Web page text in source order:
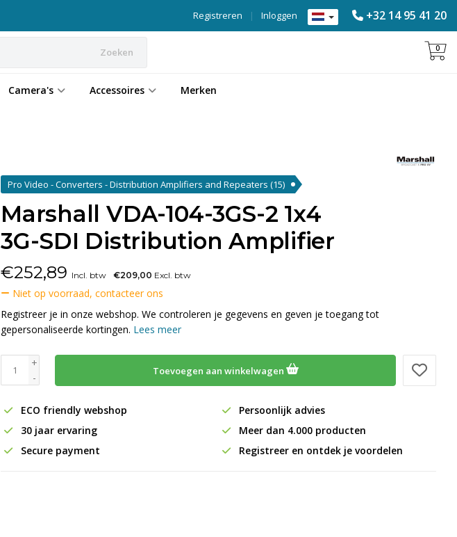
+32 14 95 41 20
Inloggen
|
Registreren
Zoeken 0
Camera's Accessoires Merken
Pro Video - Converters - Distribution Amplifiers and Repeaters (15)
Marshall VDA-104-3GS-2 1x4
3G-SDI Distribution Amplifier
€252,89 Incl. btw €209,00 Excl. btw
Niet op voorraad, contacteer ons
Registreer je in onze webshop. We controleren je gegevens en geven je toegang tot
gepersonaliseerde kortingen. Lees meer
+
-
Toevoegen aan winkelwagen
ECO friendly webshop
Persoonlijk advies
30 jaar ervaring
Meer dan 4.000 producten
Secure payment
Registreer en ontdek je voordelen